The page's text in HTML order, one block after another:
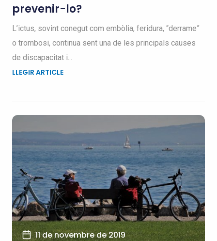
prevenir-lo?
L’ictus, sovint conegut com embòlia, feridura, “derrame”
o trombosi, continua sent una de les principals causes
de discapacitat i...
LLEGIR ARTICLE
11 de novembre de 2019